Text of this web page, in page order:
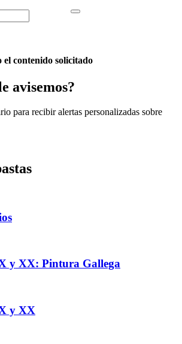
el contenido solicitado
avisemos?
para recibir alertas personalizadas sobre
y XX: Pintura Gallega
y XX